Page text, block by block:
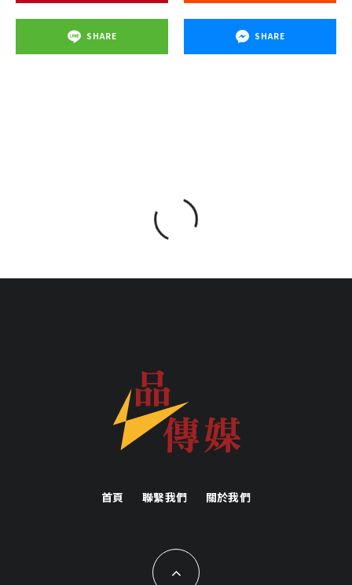
SHARE SHARE
首頁 聯繫我們 關於我們